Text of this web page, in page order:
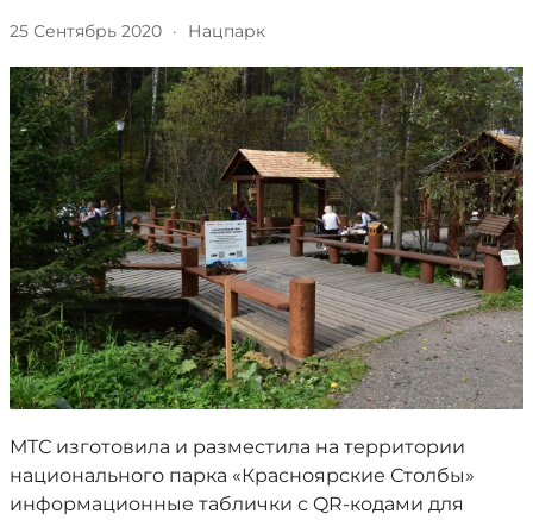
25 Сентябрь 2020 · Нацпарк
МТС изготовила и разместила на территории
национального парка «Красноярские Столбы»
информационные таблички с QR-кодами для